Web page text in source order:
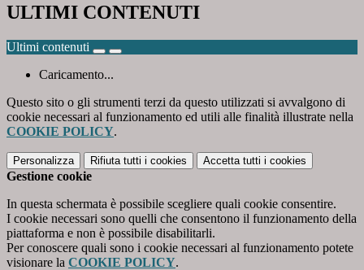
ULTIMI CONTENUTI
Ultimi contenuti
Caricamento...
Questo sito o gli strumenti terzi da questo utilizzati si avvalgono di
cookie necessari al funzionamento ed utili alle finalità illustrate nella
COOKIE POLICY.
Personalizza Rifiuta tutti i cookies Accetta tutti i cookies
Gestione cookie
In questa schermata è possibile scegliere quali cookie consentire.
I cookie necessari sono quelli che consentono il funzionamento della
piattaforma e non è possibile disabilitarli.
Per conoscere quali sono i cookie necessari al funzionamento potete
visionare la COOKIE POLICY.